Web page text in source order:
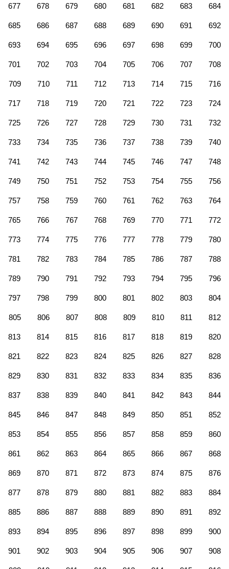
677 678 679 680 681 682 683 684
685 686 687 688 689 690 691 692
693 694 695 696 697 698 699 700
701 702 703 704 705 706 707 708
709 710 711 712 713 714 715 716
717 718 719 720 721 722 723 724
725 726 727 728 729 730 731 732
733 734 735 736 737 738 739 740
741 742 743 744 745 746 747 748
749 750 751 752 753 754 755 756
757 758 759 760 761 762 763 764
765 766 767 768 769 770 771 772
773 774 775 776 777 778 779 780
781 782 783 784 785 786 787 788
789 790 791 792 793 794 795 796
797 798 799 800 801 802 803 804
805 806 807 808 809 810 811 812
813 814 815 816 817 818 819 820
821 822 823 824 825 826 827 828
829 830 831 832 833 834 835 836
837 838 839 840 841 842 843 844
845 846 847 848 849 850 851 852
853 854 855 856 857 858 859 860
861 862 863 864 865 866 867 868
869 870 871 872 873 874 875 876
877 878 879 880 881 882 883 884
885 886 887 888 889 890 891 892
893 894 895 896 897 898 899 900
901 902 903 904 905 906 907 908